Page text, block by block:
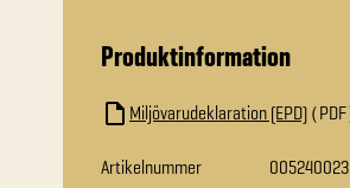
Produktinformation
Miljövarudeklaration (EPD) PDF
Artikelnummer
005240023